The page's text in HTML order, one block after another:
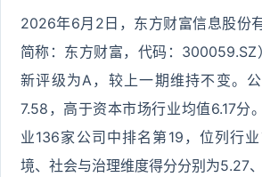
2026年6月2日，东方财富信息股份
简称：东方财富，代码：300059.SZ
新评级为A，较上一期维持不变。
7.58，高于资本市场行业均值6.17分
业136家公司中排名第19，位列行
境、社会与治理维度得分分别为5.27、